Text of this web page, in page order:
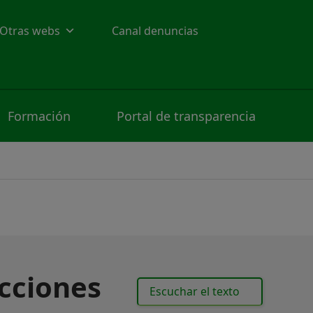
Otras webs Canal denuncias
Formación Portal de transparencia
Escuchar el texto